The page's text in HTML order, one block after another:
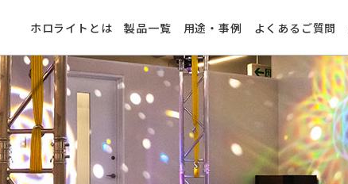
ホロライトとは 製品一覧 用途・事例 よくあるご質問